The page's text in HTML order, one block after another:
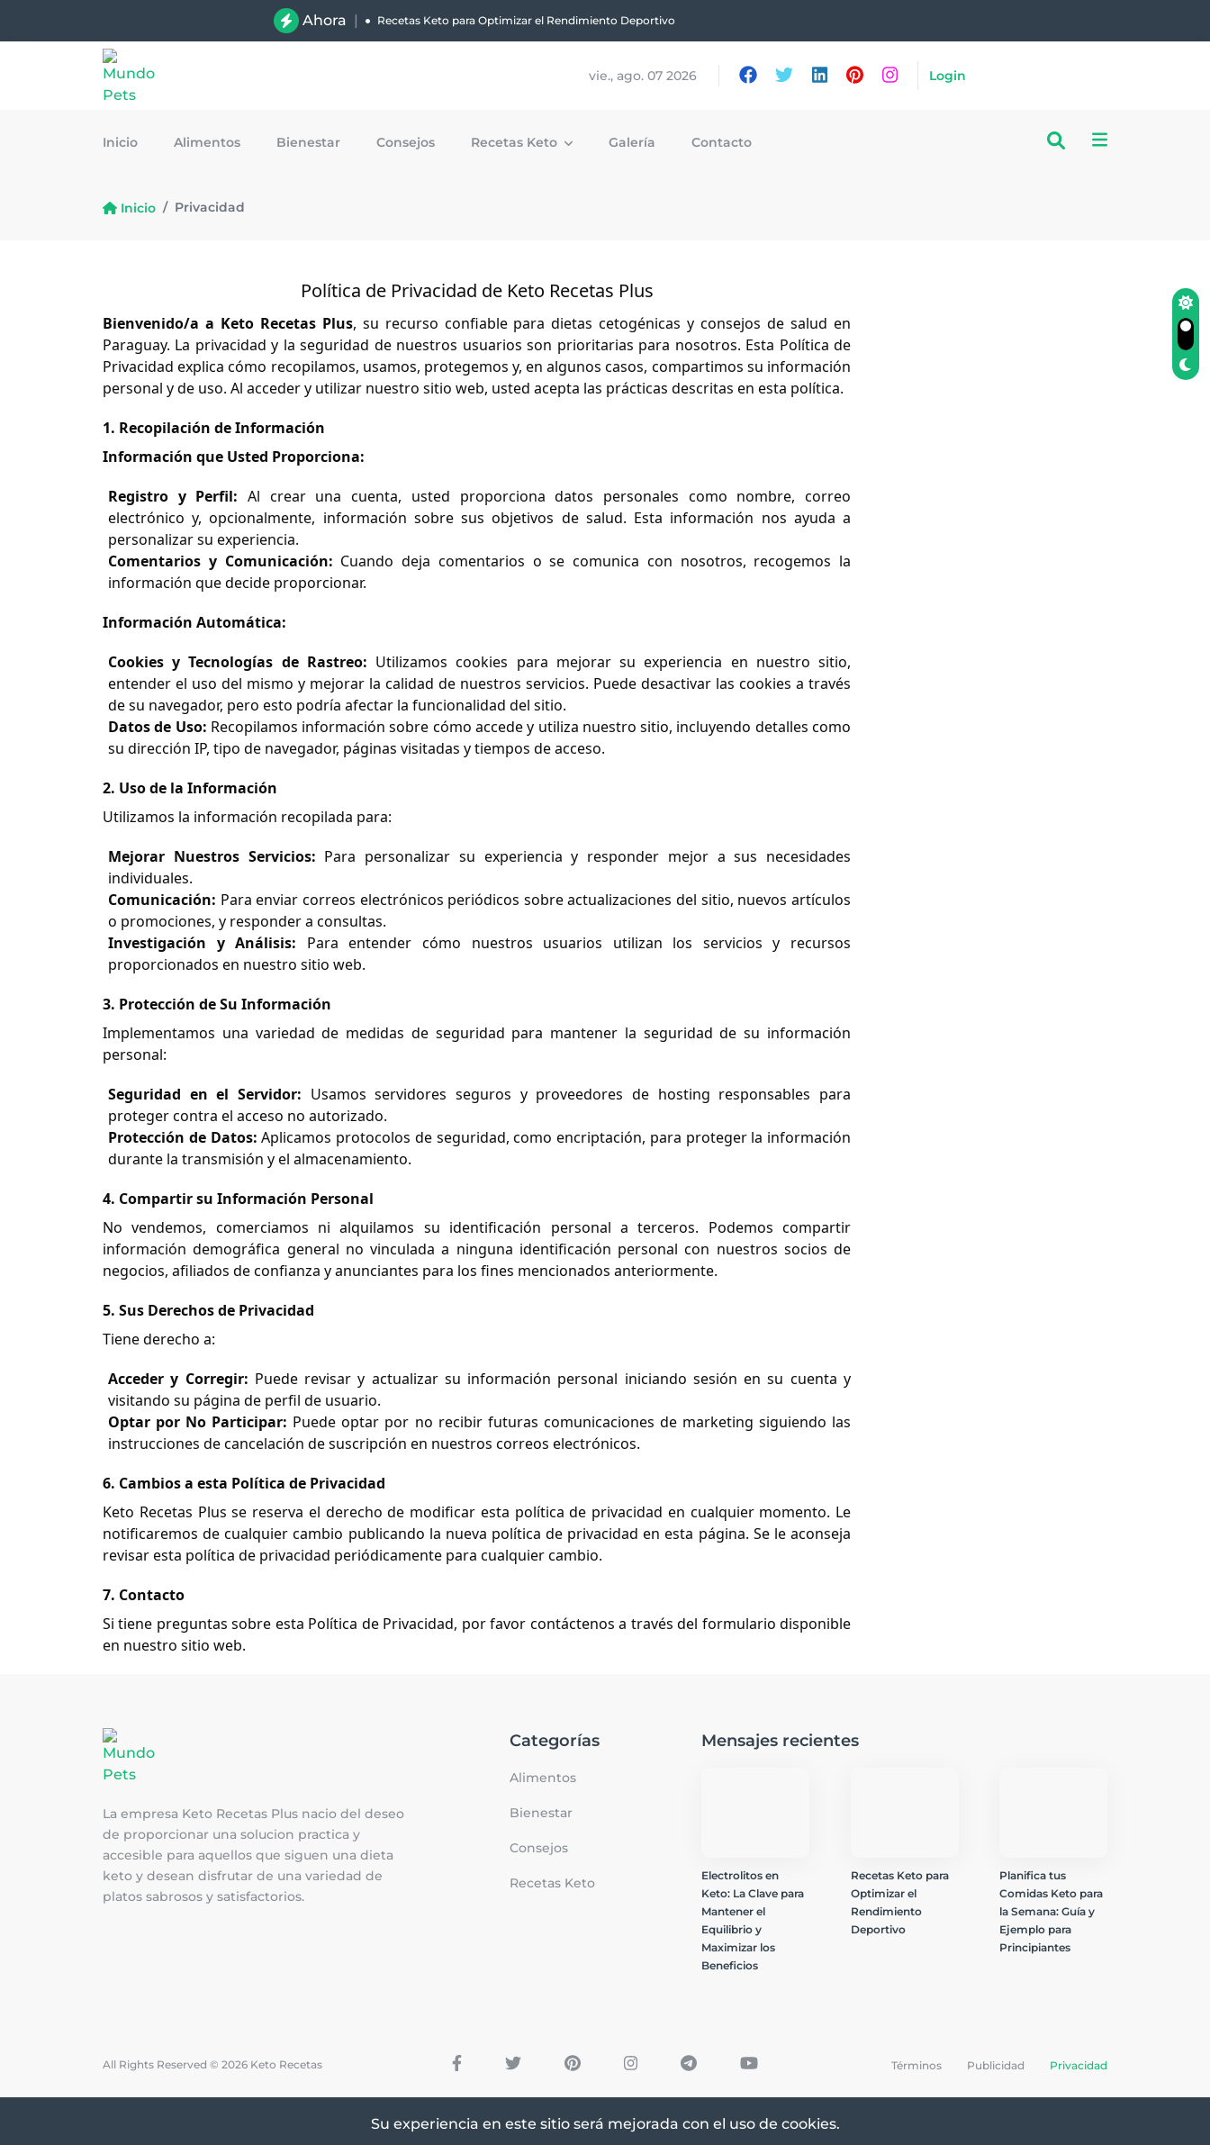
Ahora | Recetas Keto para Optimizar el Rendimiento Deportivo
vie., ago. 07 2026 Login
Inicio Alimentos Bienestar Consejos Recetas Keto Galería Contacto
Inicio Privacidad
Política de Privacidad de Keto Recetas Plus
Bienvenido/a a Keto Recetas Plus, su recurso confiable para dietas cetogénicas y consejos de salud en
Paraguay. La privacidad y la seguridad de nuestros usuarios son prioritarias para nosotros. Esta Política de
Privacidad explica cómo recopilamos, usamos, protegemos y, en algunos casos, compartimos su información
personal y de uso. Al acceder y utilizar nuestro sitio web, usted acepta las prácticas descritas en esta política.
1. Recopilación de Información
Información que Usted Proporciona:
Registro y Perfil: Al crear una cuenta, usted proporciona datos personales como nombre, correo
electrónico y, opcionalmente, información sobre sus objetivos de salud. Esta información nos ayuda a
personalizar su experiencia.
Comentarios y Comunicación: Cuando deja comentarios o se comunica con nosotros, recogemos la
información que decide proporcionar.
Información Automática:
Cookies y Tecnologías de Rastreo: Utilizamos cookies para mejorar su experiencia en nuestro sitio,
entender el uso del mismo y mejorar la calidad de nuestros servicios. Puede desactivar las cookies a través
de su navegador, pero esto podría afectar la funcionalidad del sitio.
Datos de Uso: Recopilamos información sobre cómo accede y utiliza nuestro sitio, incluyendo detalles como
su dirección IP, tipo de navegador, páginas visitadas y tiempos de acceso.
2. Uso de la Información
Utilizamos la información recopilada para:
Mejorar Nuestros Servicios: Para personalizar su experiencia y responder mejor a sus necesidades
individuales.
Comunicación: Para enviar correos electrónicos periódicos sobre actualizaciones del sitio, nuevos artículos
o promociones, y responder a consultas.
Investigación y Análisis: Para entender cómo nuestros usuarios utilizan los servicios y recursos
proporcionados en nuestro sitio web.
3. Protección de Su Información
Implementamos una variedad de medidas de seguridad para mantener la seguridad de su información
personal:
Seguridad en el Servidor: Usamos servidores seguros y proveedores de hosting responsables para
proteger contra el acceso no autorizado.
Protección de Datos: Aplicamos protocolos de seguridad, como encriptación, para proteger la información
durante la transmisión y el almacenamiento.
4. Compartir su Información Personal
No vendemos, comerciamos ni alquilamos su identificación personal a terceros. Podemos compartir
información demográfica general no vinculada a ninguna identificación personal con nuestros socios de
negocios, afiliados de confianza y anunciantes para los fines mencionados anteriormente.
5. Sus Derechos de Privacidad
Tiene derecho a:
Acceder y Corregir: Puede revisar y actualizar su información personal iniciando sesión en su cuenta y
visitando su página de perfil de usuario.
Optar por No Participar: Puede optar por no recibir futuras comunicaciones de marketing siguiendo las
instrucciones de cancelación de suscripción en nuestros correos electrónicos.
6. Cambios a esta Política de Privacidad
Keto Recetas Plus se reserva el derecho de modificar esta política de privacidad en cualquier momento. Le
notificaremos de cualquier cambio publicando la nueva política de privacidad en esta página. Se le aconseja
revisar esta política de privacidad periódicamente para cualquier cambio.
7. Contacto
Si tiene preguntas sobre esta Política de Privacidad, por favor contáctenos a través del formulario disponible
en nuestro sitio web.
La empresa Keto Recetas Plus nacio del deseo
de proporcionar una solucion practica y
accesible para aquellos que siguen una dieta
keto y desean disfrutar de una variedad de
platos sabrosos y satisfactorios.
Categorías
Alimentos
Bienestar
Consejos
Recetas Keto
Mensajes recientes
Electrolitos en
Keto: La Clave para
Mantener el
Equilibrio y
Maximizar los
Beneficios
Recetas Keto para
Optimizar el
Rendimiento
Deportivo
Planifica tus
Comidas Keto para
la Semana: Guía y
Ejemplo para
Principiantes
All Rights Reserved © 2026 Keto Recetas Términos Publicidad Privacidad
Su experiencia en este sitio será mejorada con el uso de cookies.